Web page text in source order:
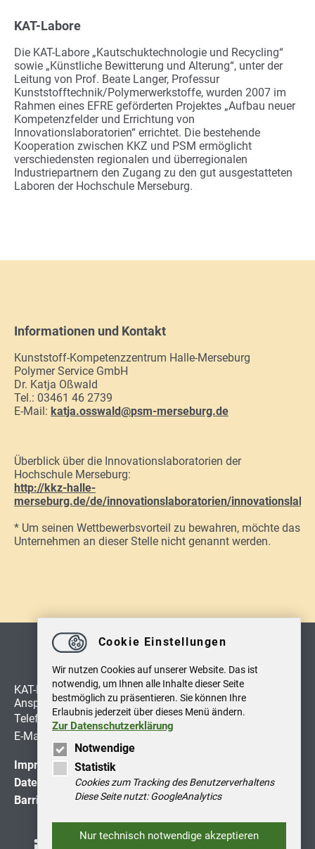
KAT-Labore
Die KAT-Labore „Kautschuktechnologie und Recycling“
sowie „Künstliche Bewitterung und Alterung“, unter der
Leitung von Prof. Beate Langer, Professur
Kunststofftechnik/Polymerwerkstoffe, wurden 2007 im
Rahmen eines EFRE geförderten Projektes „Aufbau neuer
Kompetenzfelder und Errichtung von
Innovationslaboratorien“ errichtet. Die bestehende
Kooperation zwischen KKZ und PSM ermöglicht
verschiedensten regionalen und überregionalen
Industriepartnern den Zugang zu den gut ausgestatteten
Laboren der Hochschule Merseburg.
Informationen und Kontakt
Kunststoff-Kompetenzzentrum Halle-Merseburg
Polymer Service GmbH
Dr. Katja Oßwald
Tel.: 03461 46 2739
E-Mail: katja.osswald@psm-merseburg.de
Überblick über die Innovationslaboratorien der
Hochschule Merseburg:
http://kkz-halle-
merseburg.de/de/innovationslaboratorien/
* Um seinen Wettbewerbsvorteil zu bewahren, möchte das
Unternehmen an dieser Stelle nicht genannt werden.
KAT-Netzwerk
Ansprechpartner: Hagen Fehse
Telefon:+49 391 8864527
E-Mail:
Impressum
Datenschutzerklärung
Barrierefreiheitserklärung
Cookie Einstellungen
Wir nutzen Cookies auf unserer Website. Das ist
notwendig, um Ihnen alle Inhalte dieser Seite
bestmöglich zu präsentieren. Sie können Ihre
Erlaubnis jederzeit über dieses Menü ändern.
Zur Datenschutzerklärung
Notwendige
Statistik
Cookies zum Tracking des Benutzerverhaltens
Diese Seite nutzt: GoogleAnalytics
Nur technisch notwendige akzeptieren